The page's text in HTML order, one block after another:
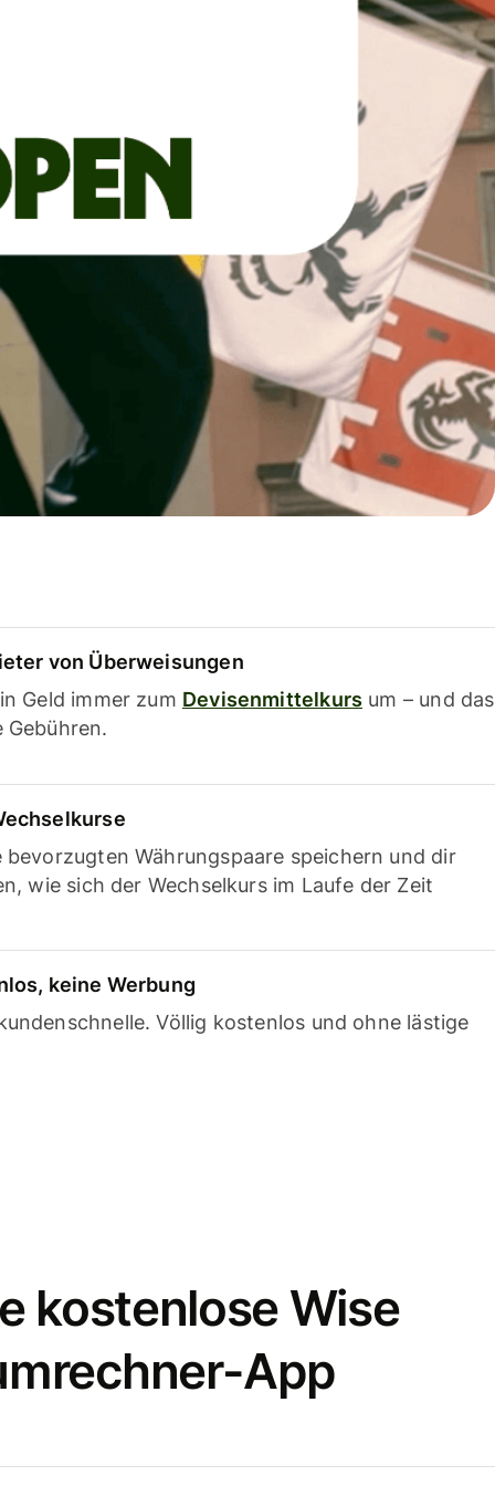
von Überweisungen
Geld immer zum Devisenmittelkurs um – und das
bevorzugten Währungspaare speichern und dir
wie sich der Wechselkurs im Laufe der Zeit
keine Werbung
Völlig kostenlos und ohne lästige
kostenlose Wise
App